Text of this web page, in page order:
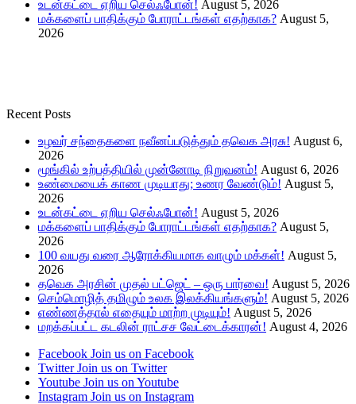
உடன்கட்டை ஏறிய செல்ஃபோன்! August 5, 2026
மக்களைப் பாதிக்கும் போராட்டங்கள் எதற்காக? August 5,
2026
Recent Posts
உழவர் சந்தைகளை நவீனப்படுத்தும் தவெக அரசு! August 6,
2026
மூங்கில் உற்பத்தியில் முன்னோடி நிறுவனம்! August 6, 2026
உண்மையைக் காண முடியாது; உணர வேண்டும்! August 5,
2026
உடன்கட்டை ஏறிய செல்ஃபோன்! August 5, 2026
மக்களைப் பாதிக்கும் போராட்டங்கள் எதற்காக? August 5,
2026
100 வயது வரை ஆரோக்கியமாக வாழும் மக்கள்! August 5,
2026
தவெக அரசின் முதல் பட்ஜெட் – ஒரு பார்வை! August 5, 2026
செம்மொழித் தமிழும் உலக இலக்கியங்களும்! August 5, 2026
எண்ணத்தால் எதையும் மாற்ற முடியும்! August 5, 2026
மறக்கப்பட்ட கடலின் ராட்சச வேட்டைக்காரன்! August 4, 2026
Facebook Join us on Facebook
Twitter Join us on Twitter
Youtube Join us on Youtube
Instagram Join us on Instagram